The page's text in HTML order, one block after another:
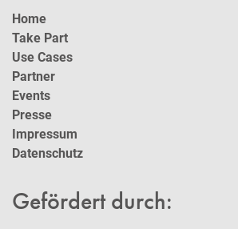
Home
Take Part
Use Cases
Partner
Events
Presse
Impressum
Datenschutz
Gefördert durch: